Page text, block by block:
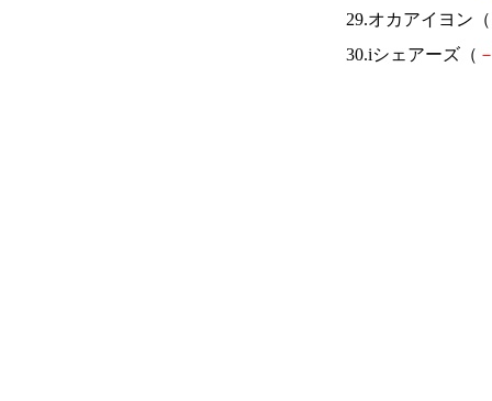
29.オカアイヨン（
30.iシェアーズ（